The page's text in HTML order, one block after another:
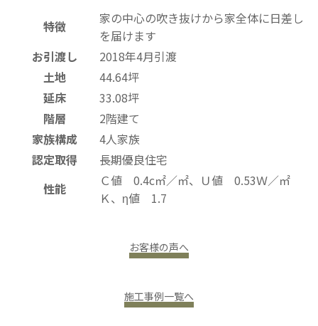
特徴
家の中心の吹き抜けから家全体に日差し
を届けます
お引渡し
2018年4月引渡
土地
44.64坪
延床
33.08坪
階層
2階建て
家族構成
4人家族
認定取得
長期優良住宅
性能
Ｃ値 0.4c㎡／㎡、Ｕ値 0.53Ｗ／㎡
Ｋ、η値 1.7
お客様の声へ
施工事例一覧へ